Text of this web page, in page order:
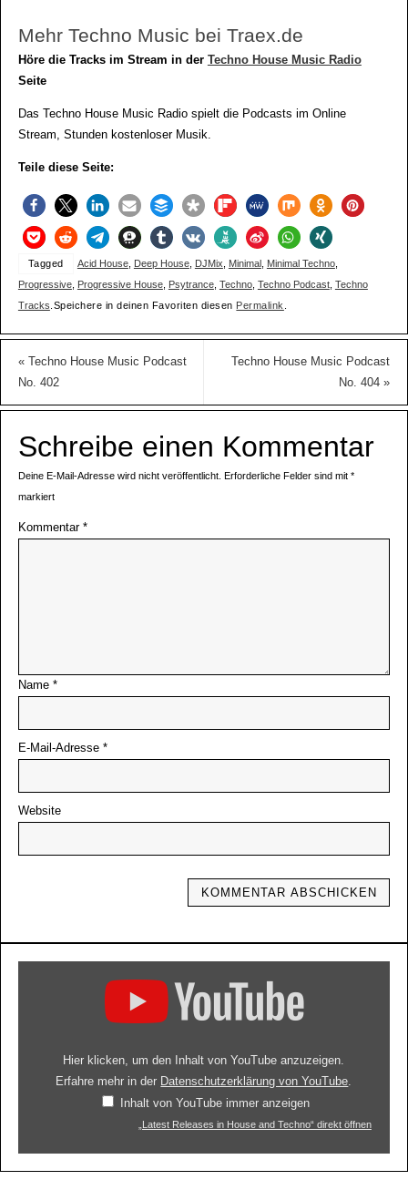
Mehr Techno Music bei Traex.de
Höre die Tracks im Stream in der Techno House Music Radio
Seite
Das Techno House Music Radio spielt die Podcasts im Online
Stream, Stunden kostenloser Musik.
Teile diese Seite:
Tagged Acid House, Deep House, DJMix Minimal Minimal Techno,
Progressive, Progressive House, Psytrance, Techno, Techno Podcast, Techno
Tracks Speichere in deinen Favoriten diesen Permalink
«Techno House Music Podcast
No. 402
Techno House Music Podcast
No. 404»
Schreibe einen Kommentar
Deine E-Mail-Adresse wird nicht veröffentlicht. Erforderliche Felder sind mit *
markiert
Kommentar *
Name *
E-Mail-Adresse *
Website
Hier klicken, um den Inhalt von YouTube anzuzeigen.
Erfahre mehr in der Datenschutzerklärung von YouTube.
Inhalt von YouTube immer anzeigen
„Latest Releases in House and Techno“ direkt öffnen